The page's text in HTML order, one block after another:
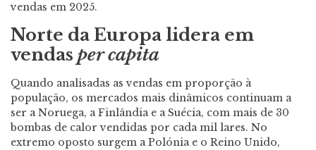
vendas em 2025.
Norte da Europa lidera em
vendas per capita
Quando analisadas as vendas em proporção à
população, os mercados mais dinâmicos continuam a
ser a Noruega, a Finlândia e a Suécia, com mais de 30
bombas de calor vendidas por cada mil lares. No
extremo oposto surgem a Polónia e o Reino Unido,